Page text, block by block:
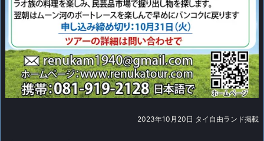
2023年10月20日 タイ自由ランド掲載